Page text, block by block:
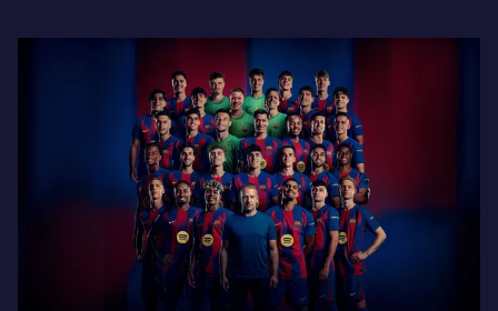
Historia
Palmarés
Alevín
Atletismo
plusicon
más
Actualidad
Masculino
Femenino
Agenda
Baloncesto en silla de ruedas
Actualidad
Jugadores
Calendario
Hockey sobre hielo
plusicon
Actualidad
Jugadores
Hockey hierba
plusicon
Patinaje artístico